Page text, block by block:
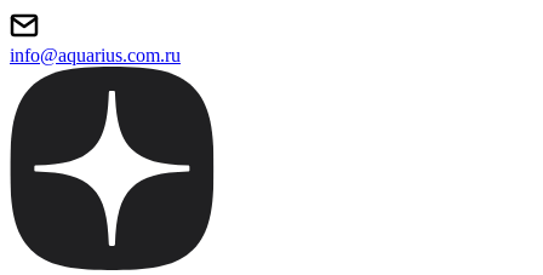
info@aquarius.com.ru